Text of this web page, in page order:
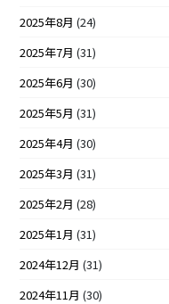
2025年8月 (24)
2025年7月 (31)
2025年6月 (30)
2025年5月 (31)
2025年4月 (30)
2025年3月 (31)
2025年2月 (28)
2025年1月 (31)
2024年12月 (31)
2024年11月 (30)